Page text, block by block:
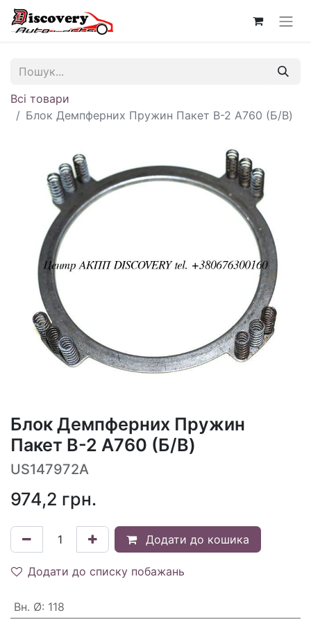
Всі товари
Блок Демпферних Пружин Пакет B-2 A760 (Б/В)
Блок Демпферних Пружин
Пакет B-2 A760 (Б/В)
US147972A
974,2 грн.
Додати до кошика
Додати до списку побажань
Вн. Ø: 118